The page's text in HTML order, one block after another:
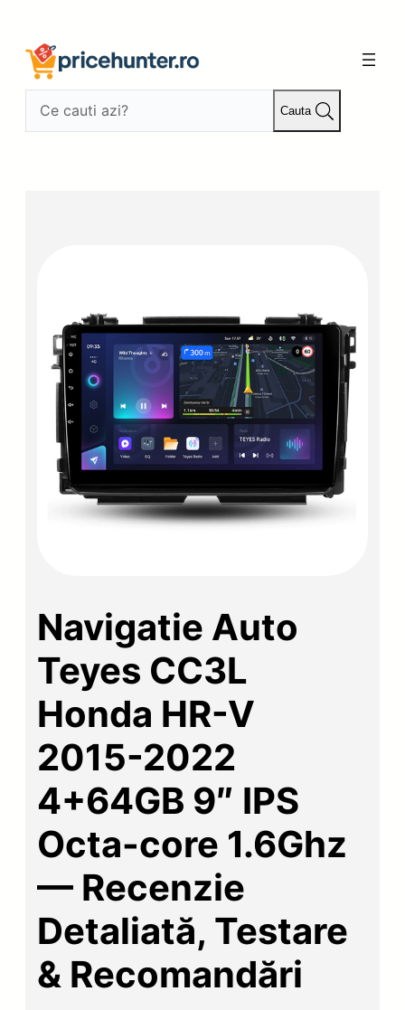
conținut
Cauta
Navigatie Auto
Teyes CC3L
Honda HR-V
2015-2022
4+64GB 9″ IPS
Octa-core 1.6Ghz
— Recenzie
Detaliată, Testare
& Recomandări